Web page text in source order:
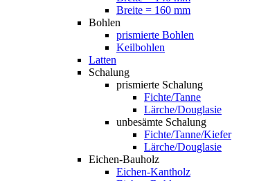
Breite = 160 mm
Bohlen
prismierte Bohlen
Keilbohlen
Latten
Schalung
prismierte Schalung
Fichte/Tanne
Lärche/Douglasie
unbesämte Schalung
Fichte/Tanne/Kiefer
Lärche/Douglasie
Eichen-Bauholz
Eichen-Kantholz